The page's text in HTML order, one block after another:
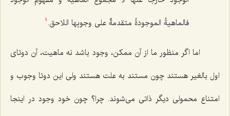
فالماهیةُ الموجودةُ متقدمةٌ على وجوبِها اللاحق. 1
اما اگر منظور ما از آن ممکن، وجود باشد نه ماهیت، آن دوتای
اول بالغیر هستند چون مستند به علت هستند ولی این دوتا وجوب و
امتناع محمولی دیگر ذاتی می‌شوند. چرا؟ چون خود وجود در اینجا